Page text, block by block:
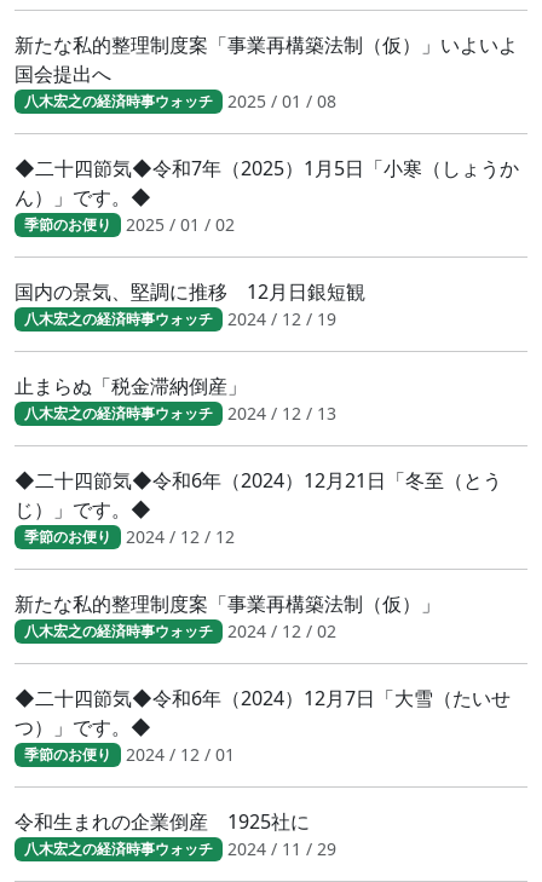
新たな私的整理制度案「事業再構築法制（仮）」いよいよ
国会提出へ
八木宏之の経済時事ウォッチ 2025 / 01 / 08
◆二十四節気◆令和7年（2025）1月5日「小寒（しょうか
ん）」です。◆
季節のお便り 2025 / 01 / 02
国内の景気、堅調に推移 12月日銀短観
八木宏之の経済時事ウォッチ 2024 / 12 / 19
止まらぬ「税金滞納倒産」
八木宏之の経済時事ウォッチ 2024 / 12 / 13
◆二十四節気◆令和6年（2024）12月21日「冬至（とう
じ）」です。◆
季節のお便り 2024 / 12 / 12
新たな私的整理制度案「事業再構築法制（仮）」
八木宏之の経済時事ウォッチ 2024 / 12 / 02
◆二十四節気◆令和6年（2024）12月7日「大雪（たいせ
つ）」です。◆
季節のお便り 2024 / 12 / 01
令和生まれの企業倒産 1925社に
八木宏之の経済時事ウォッチ 2024 / 11 / 29